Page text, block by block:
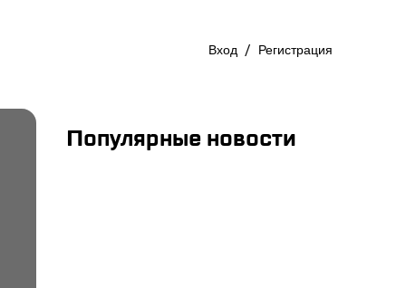
Вход / Регистрация
Популярные новости